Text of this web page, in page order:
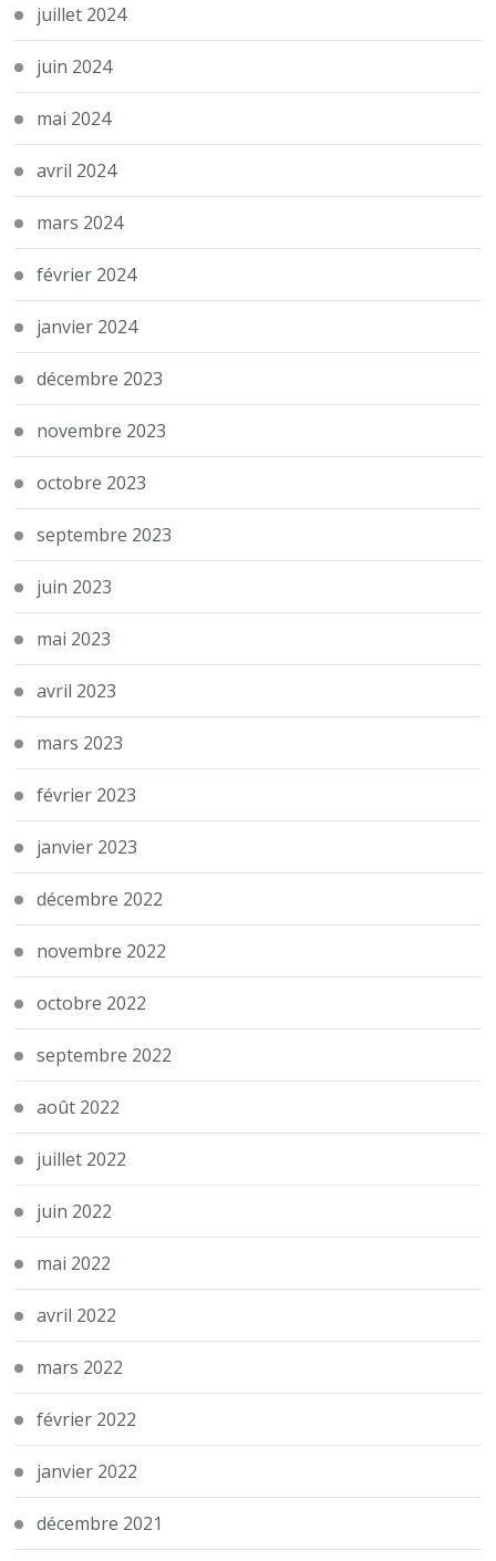
juillet 2024
juin 2024
mai 2024
avril 2024
mars 2024
février 2024
janvier 2024
décembre 2023
novembre 2023
octobre 2023
septembre 2023
juin 2023
mai 2023
avril 2023
mars 2023
février 2023
janvier 2023
décembre 2022
novembre 2022
octobre 2022
septembre 2022
août 2022
juillet 2022
juin 2022
mai 2022
avril 2022
mars 2022
février 2022
janvier 2022
décembre 2021